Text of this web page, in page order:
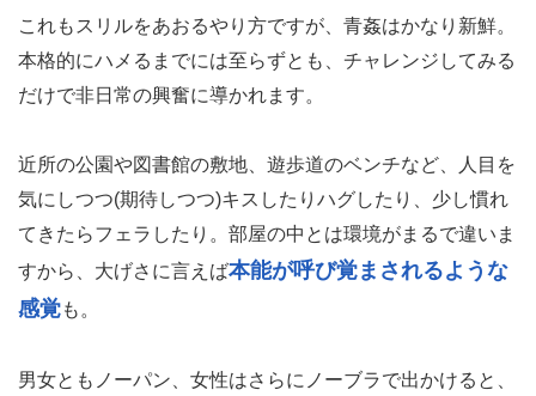
これもスリルをあおるやり方ですが、青姦はかなり新鮮。
本格的にハメるまでには至らずとも、チャレンジしてみる
だけで非日常の興奮に導かれます。
近所の公園や図書館の敷地、遊歩道のベンチなど、人目を
気にしつつ(期待しつつ)キスしたりハグしたり、少し慣れ
てきたらフェラしたり。部屋の中とは環境がまるで違いま
すから、大げさに言えば本能が呼び覚まされるような
感覚も。
男女ともノーパン、女性はさらにノーブラで出かけると、